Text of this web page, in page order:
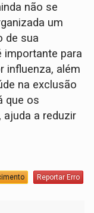
não se
um
de sua
importante para
influenza, além
na exclusão
que os
ajuda a reduzir
Reportar Erro